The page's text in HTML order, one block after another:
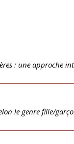
: une approche
le genre fille/